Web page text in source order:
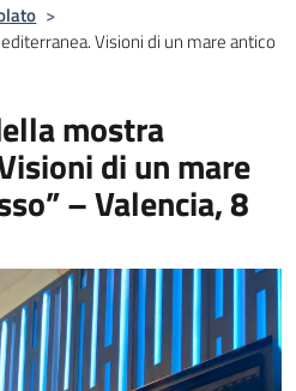
>
Visioni di un mare antico
mostra
di un mare
– Valencia, 8